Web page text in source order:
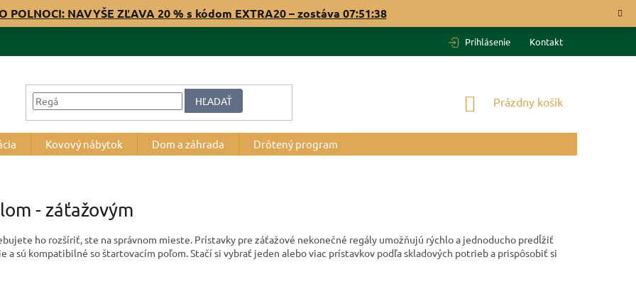
POLNOCI: NAVYŠE ZĽAVA 20 % s kódom EXTRA20 – zostáva 07:51:37
Prihlásenie Kontakt
HĽADAŤ
NÁKUPNÝ
Prázdny košík
Kovový nábytok Dom a záhrada Drôtený program
- záťažovým
ho rozšíriť, ste na správnom mieste. Prístavky pre záťažové nekonečné regály umožňujú rýchlo a jednoducho predĺžiť
sú kompatibilné so štartovacím poľom. Stačí si vybrať jeden alebo viac prístavkov podľa skladových potrieb a prispôsobiť si